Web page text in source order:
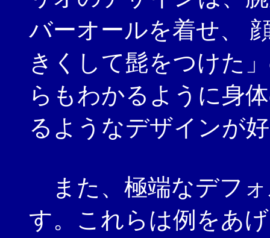
バーオールを着せ、
きくして髭をつけた
らもわかるように身
るようなデザインが
また、極端なデフ
す。これらは例をあ